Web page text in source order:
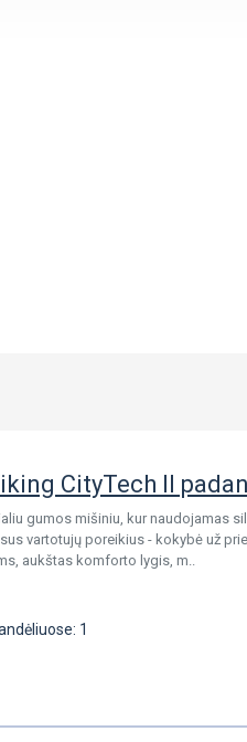
CityTech II
gumos mišiniu, kur naudojamas
vartotujų poreikius - kokybė už
aukštas komforto lygis, m..
1